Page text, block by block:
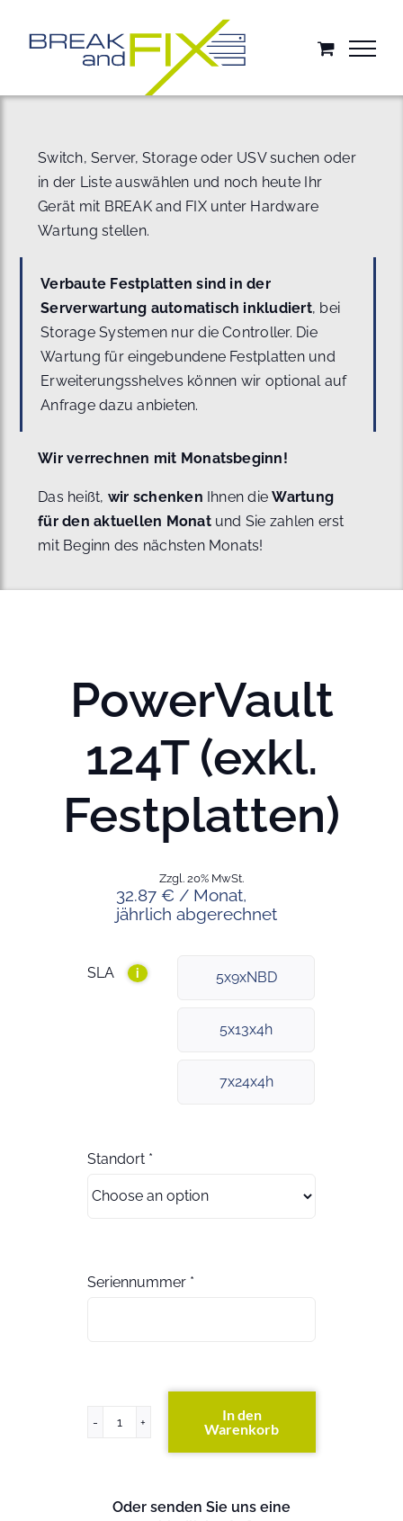
springen
Switch, Server, Storage oder USV suchen oder
in der Liste auswählen und noch heute Ihr
Gerät mit BREAK and FIX unter Hardware
Wartung stellen.
Verbaute Festplatten sind in der
Serverwartung automatisch inkludiert, bei
Storage Systemen nur die Controller. Die
Wartung für eingebundene Festplatten und
Erweiterungsshelves können wir optional auf
Anfrage dazu anbieten.
Wir verrechnen mit Monatsbeginn!
Das heißt, wir schenken Ihnen dieWartung
für den aktuellen Monat und Sie zahlen erst
mit Beginn des nächsten Monats!
PowerVault
124T (exkl.
Festplatten)
32.87 € / Monat,
jährlich abgerechnet
Zzgl. 20% MwSt.
SLA i 5x9xNBD
5x13x4h
7x24x4h
Standort *
Seriennummer *
PowerVault
Menge
In den
Warenkorb
Oder senden Sie uns eine